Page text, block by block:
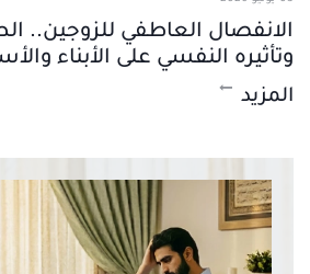
الانفصال العاطفي للزوجين..
وتأثيره النفسي على الأبناء
المزيد